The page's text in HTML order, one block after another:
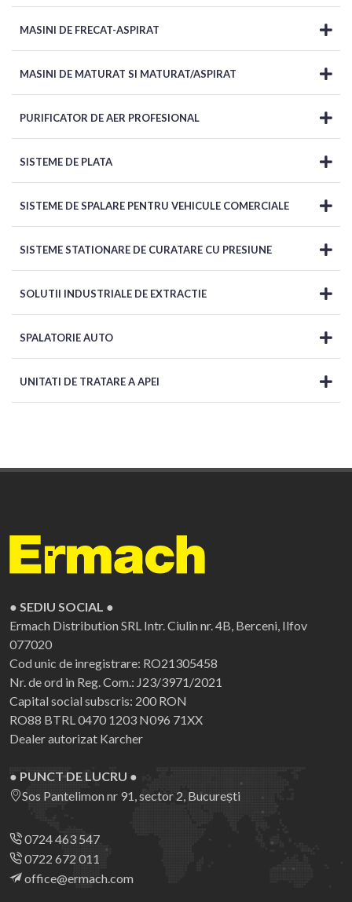
MASINI DE FRECAT-ASPIRAT
MASINI DE MATURAT SI MATURAT/ASPIRAT
PURIFICATOR DE AER PROFESIONAL
SISTEME DE PLATA
SISTEME DE SPALARE PENTRU VEHICULE COMERCIALE
SISTEME STATIONARE DE CURATARE CU PRESIUNE
SOLUTII INDUSTRIALE DE EXTRACTIE
SPALATORIE AUTO
UNITATI DE TRATARE A APEI
● SEDIU SOCIAL ●
Ermach Distribution SRL Intr. Ciulin nr. 4B, Berceni, Ilfov
077020
Cod unic de inregistrare: RO21305458
Nr. de ord in Reg. Com.: J23/3971/2021
Capital social subscris: 200 RON
RO88 BTRL 0470 1203 N096 71XX
Dealer autorizat Karcher
● PUNCT DE LUCRU ●
Sos Pantelimon nr 91, sector 2, București
0724 463 547
0722 672 011
office@ermach.com